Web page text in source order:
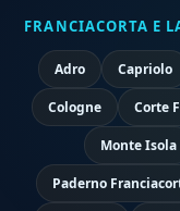
FRANCIACORTA E
Adro Capriolo
Cologne Corte
Monte Isola
Paderno